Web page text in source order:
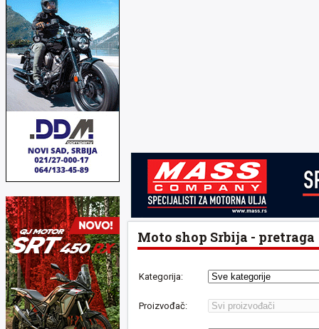
Moto shop Srbija - pretraga
Kategorija:
Proizvođač: